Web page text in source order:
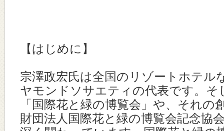
【はじめに】
宗澤政宏氏は全国のリゾートホテル
ヤモンドソサエティの代表です。そ
「国際花と緑の博覧会」や、それの
財団法人国際花と緑の博覧会記念協